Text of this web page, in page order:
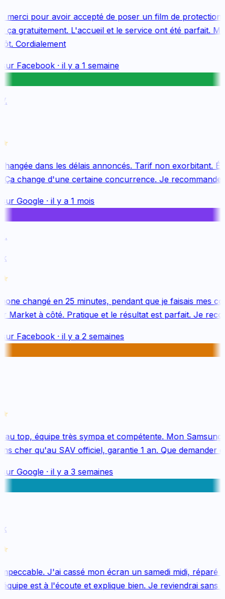
pour avoir accepté de poser un film de protection
gratuitement. L'accueil et le service ont été parfait.
Cordialement
Facebook· il y a 1 semaine
dans les délais annoncés. Tarif non exorbitant.
change d'une certaine concurrence. Je recommande
Google· il y a 1 mois
changé en 25 minutes, pendant que je faisais mes
à côté. Pratique et le résultat est parfait. Je
Facebook· il y a 2 semaines
top, équipe très sympa et compétente. Mon Samsung
cher qu'au SAV officiel, garantie 1 an. Que demander
Google· il y a 3 semaines
J'ai cassé mon écran un samedi midi, réparé le
est à l'écoute et explique bien. Je reviendrai sans